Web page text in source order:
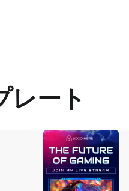
レート